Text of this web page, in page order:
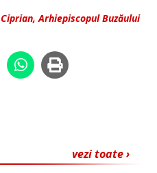
Ciprian, Arhiepiscopul Buzăului
vezi toate ›